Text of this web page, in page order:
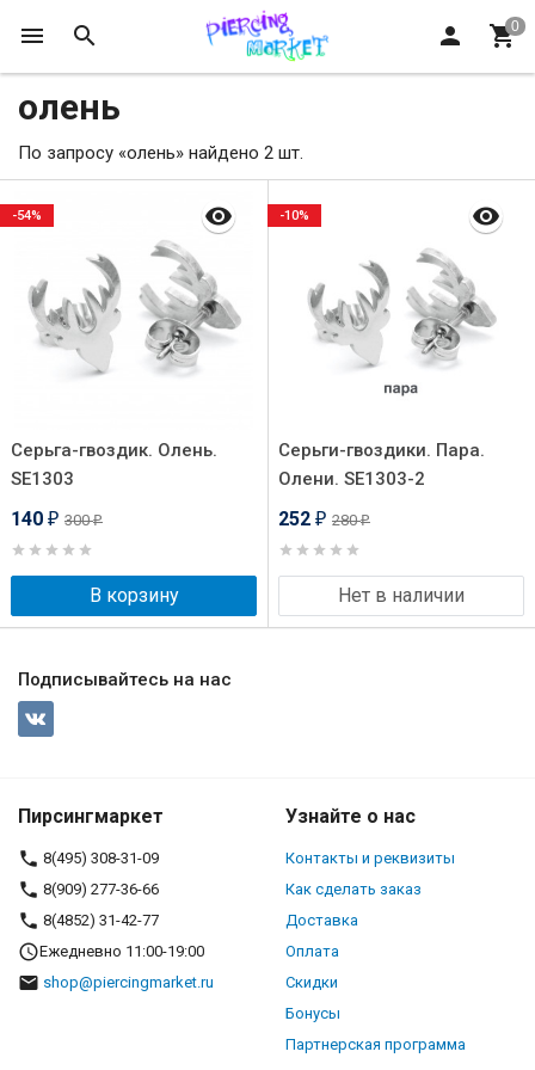
олень
По запросу «олень» найдено 2 шт.
Серьга-гвоздик. Олень.
SE1303
140 ₽ 300₽
В корзину
-54%
Серьги-гвоздики. Пара.
Олени. SE1303-2
252 ₽ 280₽
Нет в наличии
-10%
Подписывайтесь на нас
Пирсингмаркет
8(495) 308-31-09
8(909) 277-36-66
8(4852) 31-42-77
Ежедневно 11:00-19:00
shop@piercingmarket.ru
Узнайте о нас
Контакты и реквизиты
Как сделать заказ
Доставка
Оплата
Скидки
Бонусы
Партнерская программа